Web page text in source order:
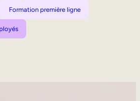
Formation première ligne